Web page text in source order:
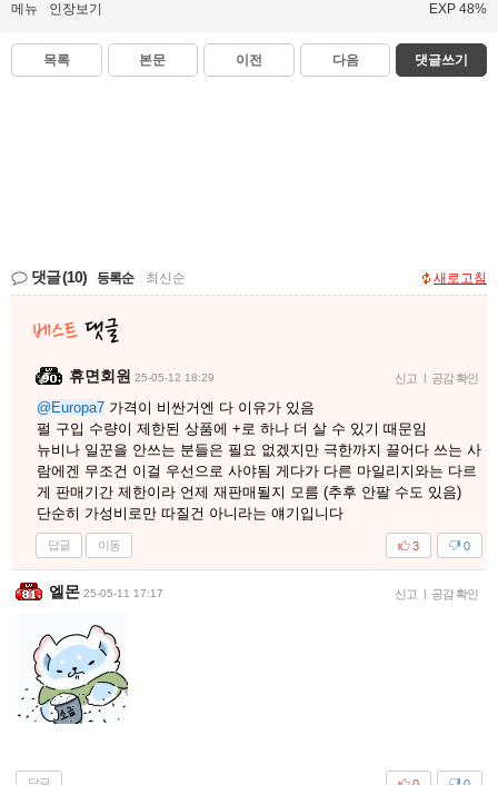
메뉴 인장보기 EXP 48%
목록 본문 이전 다음 댓글쓰기
댓글(10) 등록순 최신순 새로고침
휴면회원 25-05-12 18:29 신고 | 공감 확인
@Europa7 가격이 비싼거엔 다 이유가 있음
펄 구입 수량이 제한된 상품에 +로 하나 더 살 수 있기 때문임
뉴비나 일꾼을 안쓰는 분들은 필요 없겠지만 극한까지 끌어다 쓰는 사
람에겐 무조건 이걸 우선으로 사야됨 게다가 다른 마일리지와는 다르
게 판매기간 제한이라 언제 재판매될지 모름 (추후 안팔 수도 있음)
단순히 가성비로만 따질건 아니라는 얘기입니다
답글 이동 0
3
엘몬 25-05-11 17:17 신고 | 공감 확인